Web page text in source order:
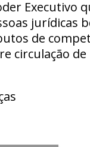
Executivo
jurídicas
de
circulação